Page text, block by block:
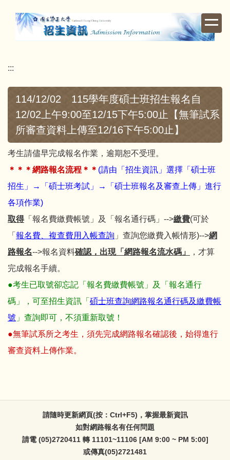
容
:::
114/12/02 115學年度碩士班招生報名自
12/02上午9:00至12/15下午5:00止【無筆試系
所審查資料上傳至12/16下午5:00止】
考生請儘早完成報名作業，逾期恕不受理。
＊＊＊網路報名流程＊＊ (請由 「招生資訊」選擇「碩士班
招生」→「碩士班考試」→「碩士班報名及審查上傳」 進行
各項作業)
取得「報名費繳費帳號」及「報名通行碼」-->繳費(可於
「 報名費、複查費用入帳查詢 」查詢您繳費入帳情形)-->網
路報名-->報名資料確認，出現「網路報名流水碼」
，才算
完成報名手續。
●考生已取號卻忘記「報名費繳費帳號」及「報名通行
碼」，可至招生資訊「 碩士班查詢網路報名通行碼及繳費帳
號 」查詢即可，不須重新取號！
●無筆試系所之考生，須先完成網路報名確認後，始得進行
審查資料上傳作業。
請隨時更新網頁(按：Ctrl+F5)，掌握最新資訊
如對網路報名有任何問題
請電 (05)2720411 轉 11101~11106 [AM 9:00 ~ PM 5:00]
或傳真(05)2721481